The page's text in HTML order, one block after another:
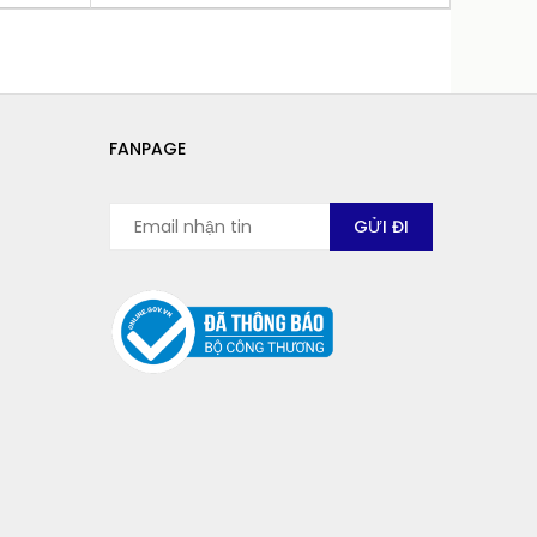
FANPAGE